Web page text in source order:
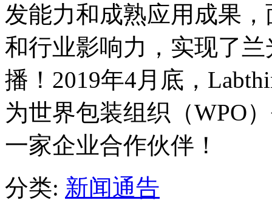
发能力和成熟应用成果
和行业影响力，实现了
播！2019年4月底，
为世界包装组织（WPO
一家企业合作伙伴！
分类: 新闻通告